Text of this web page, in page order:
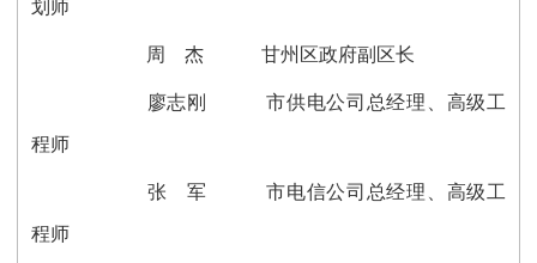
划师
周 杰 甘州区政府副区长
廖志刚 市供电公司总经理、高级工
程师
张 军 市电信公司总经理、高级工
程师